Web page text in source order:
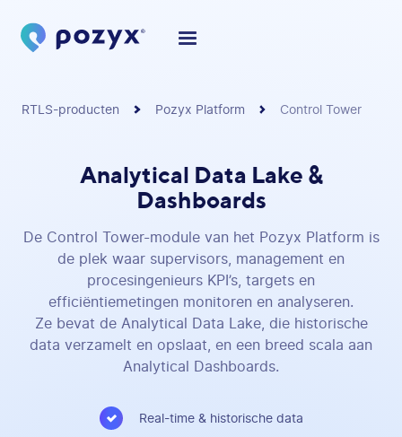
RTLS-producten Pozyx Platform Control Tower
Analytical Data Lake &
Dashboards
De Control Tower-module van het Pozyx Platform is
de plek waar supervisors, management en
procesingenieurs KPI’s, targets en
efficiëntiemetingen monitoren en analyseren.
Ze bevat de Analytical Data Lake, die historische
data verzamelt en opslaat, en een breed scala aan
Analytical Dashboards.
Real-time & historische data